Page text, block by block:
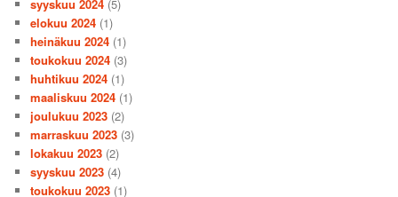
syyskuu 2024 (5)
elokuu 2024 (1)
heinäkuu 2024 (1)
toukokuu 2024 (3)
huhtikuu 2024 (1)
maaliskuu 2024 (1)
joulukuu 2023 (2)
marraskuu 2023 (3)
lokakuu 2023 (2)
syyskuu 2023 (4)
toukokuu 2023 (1)